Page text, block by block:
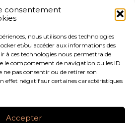
consentement
nous utilisons des technologies
et/ou accéder aux informations des
à ces technologies nous permettra de
le comportement de navigation ou les ID
ne pas consentir ou de retirer son
effet négatif sur certaines caractéristiques
Accepter
SERVICES
NOS OUTILS